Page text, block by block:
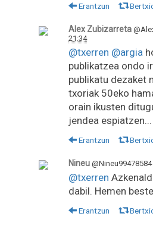
Erantzun
Alex Zubizarreta
21:34
@txerren @argia
publikatzea ondo
publikatu dezaket
txoriak 50eko
orain ikusten
jendea espiatzen...
Erantzun
Nineu @Nineu99478584
@txerren
dabil. Hemen
Erantzun